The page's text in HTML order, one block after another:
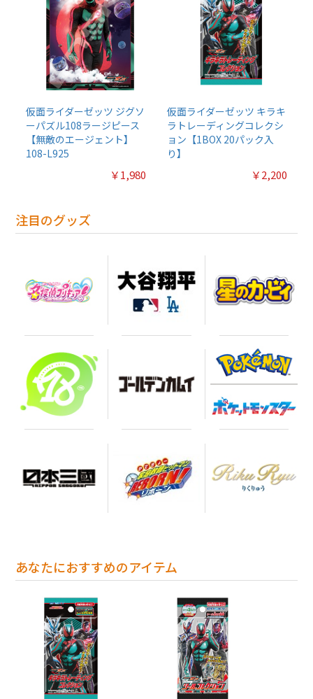
仮面ライダーゼッツ ジグソ
ーパズル108ラージピース
【無敵のエージェント】
108-L925
￥1,980
仮面ライダーゼッツ キラキ
ラトレーディングコレクシ
ョン【1BOX 20パック入
り】
￥2,200
注目のグッズ
あなたにおすすめのアイテム